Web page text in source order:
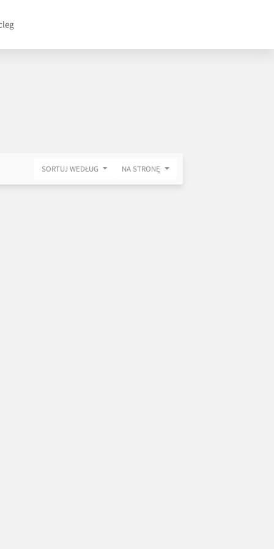
SORTUJ WEDŁUG NA STRONĘ